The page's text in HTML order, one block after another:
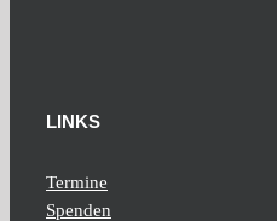
LINKS
Termine
Spenden